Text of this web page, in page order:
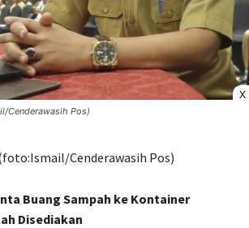
X
Cenderawasih Pos)
Cenderawasih Pos)
Buang Sampah ke Kontainer
Disediakan